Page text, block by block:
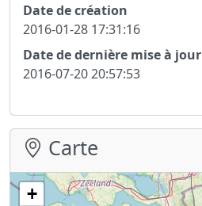
Date de création
2016-01-28 17:31:16
Date de dernière mise à jour
2016-07-20 20:57:53
Carte
+